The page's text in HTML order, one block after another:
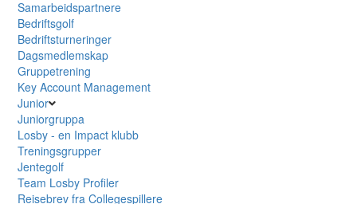
Samarbeidspartnere
Bedriftsgolf
Bedriftsturneringer
Dagsmedlemskap
Gruppetrening
Key Account Management
Junior
Juniorgruppa
Losby - en Impact klubb
Treningsgrupper
Jentegolf
Team Losby Profiler
Reisebrev fra Collegespillere